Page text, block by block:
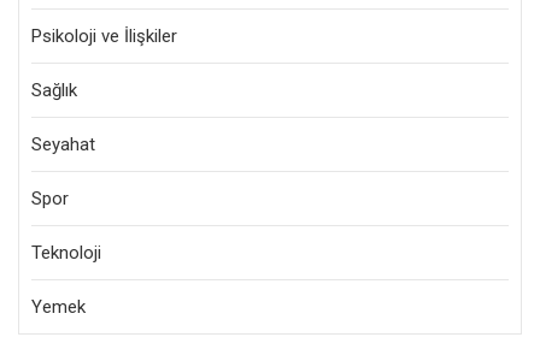
Psikoloji ve İlişkiler
Sağlık
Seyahat
Spor
Teknoloji
Yemek